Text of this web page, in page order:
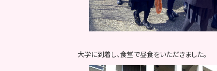
大学に到着し、食堂で昼食をいただきました。